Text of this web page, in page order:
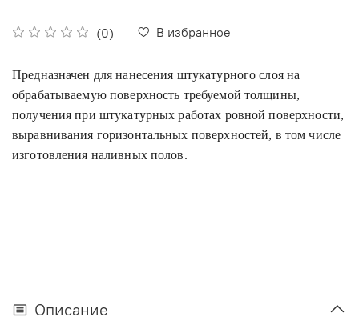
(0) В избранное
Предназначен для нанесения штукатурного слоя на
обрабатываемую поверхность требуемой толщины,
получения при штукатурных работах ровной поверхности,
выравнивания горизонтальных поверхностей, в том числе
изготовления наливных полов.
Описание